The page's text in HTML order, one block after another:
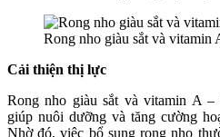
Rong nho giàu sắt và vitamin
Cải thiện thị lực
Rong nho giàu sắt và vitamin A –
giúp nuôi dưỡng và tăng cường
Nhờ đó, việc bổ sung rong nho